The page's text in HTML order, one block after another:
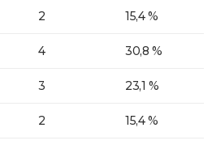
2 15,4 %
4 30,8 %
3 23,1 %
2 15,4 %